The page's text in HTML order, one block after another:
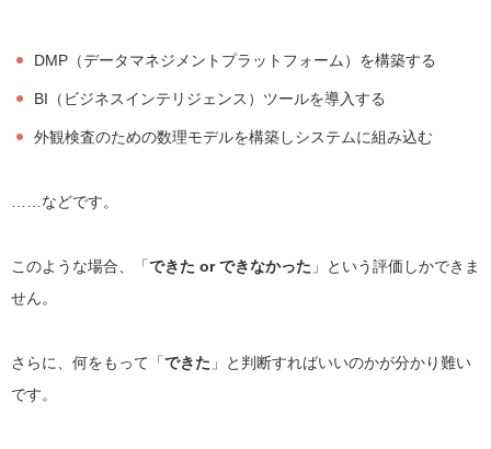
DMP（データマネジメントプラットフォーム）を構築する
BI（ビジネスインテリジェンス）ツールを導入する
外観検査のための数理モデルを構築しシステムに組み込む
……などです。
このような場合、「できた or できなかった 」という評価しかできま
せん。
さらに、何をもって「できた 」と判断すればいいのかが分かり難い
です。